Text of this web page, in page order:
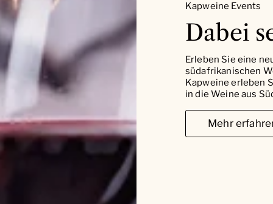
Kapweine Events
Dabei
Erleben Sie eine
südafrikanischen
Kapweine erleben
in die Weine aus
Mehr